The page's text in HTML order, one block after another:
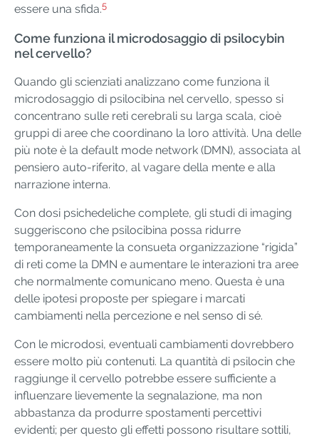
essere una sfida.5
Come funziona il microdosaggio di psilocybin
nel cervello?
Quando gli scienziati analizzano come funziona il
microdosaggio di psilocibina nel cervello, spesso si
concentrano sulle reti cerebrali su larga scala, cioè
gruppi di aree che coordinano la loro attività. Una delle
più note è la default mode network (DMN), associata al
pensiero auto-riferito, al vagare della mente e alla
narrazione interna.
Con dosi psichedeliche complete, gli studi di imaging
suggeriscono che psilocibina possa ridurre
temporaneamente la consueta organizzazione “rigida”
di reti come la DMN e aumentare le interazioni tra aree
che normalmente comunicano meno. Questa è una
delle ipotesi proposte per spiegare i marcati
cambiamenti nella percezione e nel senso di sé.
Con le microdosi, eventuali cambiamenti dovrebbero
essere molto più contenuti. La quantità di psilocin che
raggiunge il cervello potrebbe essere sufficiente a
influenzare lievemente la segnalazione, ma non
abbastanza da produrre spostamenti percettivi
evidenti; per questo gli effetti possono risultare sottili,